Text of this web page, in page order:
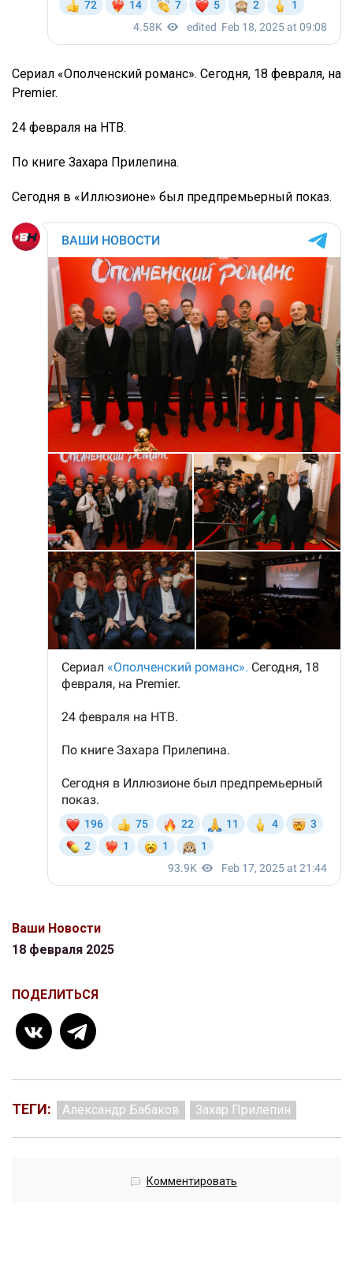
Сериал «Ополченский романс». Сегодня, 18 февраля, на
Premier.
24 февраля на НТВ.
По книге Захара Прилепина.
Сегодня в «Иллюзионе» был предпремьерный показ.
Ваши Новости
18 февраля 2025
ПОДЕЛИТЬСЯ
ТЕГИ: Александр Бабаков Захар Прилепин
Комментировать